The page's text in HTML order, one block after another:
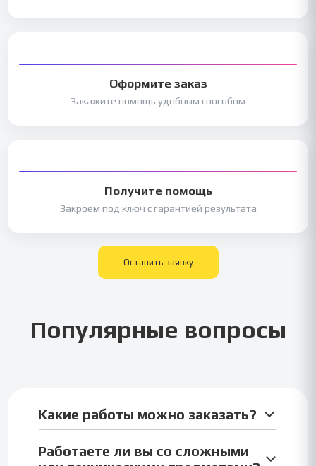
Оформите заказ
Закажите помощь удобным способом
Получите помощь
Закроем под ключ с гарантией результата
Оставить заявку
Популярные вопросы
Какие работы можно заказать?
Можно заказать любые студенческие работы:
Работаете ли вы со сложными